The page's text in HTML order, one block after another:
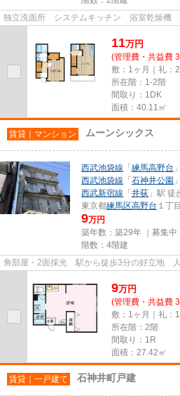
独立洗面所 システムキッチン 浴室乾燥機
11万円
(管理費・共益費
敷：1ヶ月｜礼：
所在階：1-2階
間取り：1DK
面積：40.11㎡
賃貸｜マンション ムーンシックス
西武池袋線 「 練馬高野台
西武池袋線 「 石神井公園
西武新宿線 「 井荻 」駅 徒
東京都練馬区高野台 １丁目
9万円
築年数：築29年 ｜募集中
階数：4階建
角部屋・2面採光 駅から徒歩3分の好立地 人
9万円
(管理費・共益費
敷：1ヶ月｜礼：
所在階：2階
間取り：1R
面積：27.42㎡
賃貸｜一戸建て 石神井町戸建